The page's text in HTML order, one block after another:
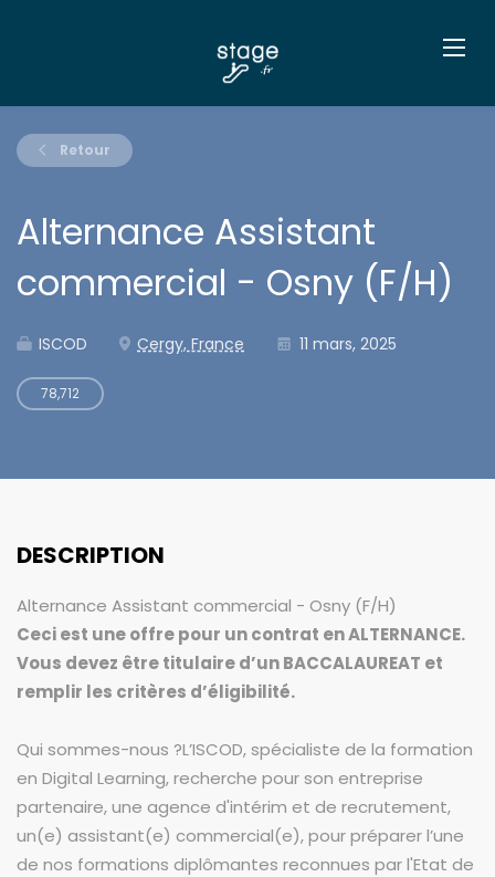
Retour
Alternance Assistant
commercial - Osny (F/H)
ISCOD Cergy, France 11 mars, 2025
78,712
DESCRIPTION
Alternance Assistant commercial - Osny (F/H)
Ceci est une offre pour un contrat en ALTERNANCE.
Vous devez être titulaire d’un BACCALAUREAT et
remplir les critères d’éligibilité.
Qui sommes-nous ?L’ISCOD, spécialiste de la formation
en Digital Learning, recherche pour son entreprise
partenaire, une agence d'intérim et de recrutement,
un(e) assistant(e) commercial(e), pour préparer l’une
de nos formations diplômantes reconnues par l'Etat de